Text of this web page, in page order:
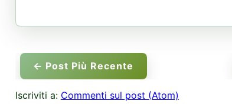
← Post Più Recente
Iscriviti a: Commenti sul post (Atom)